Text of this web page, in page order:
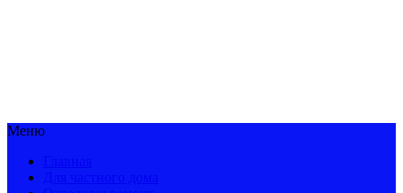
Меню